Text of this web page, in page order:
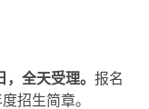
全天受理。 报名
招生简章。